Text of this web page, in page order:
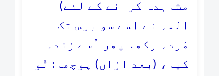
مشاہدہ کرانے کے لئے)
اللہ نے اسے سو برس تک
مُردہ رکھا پھر اُسے زندہ
کیا، (بعد ازاں) پوچھا: تُو